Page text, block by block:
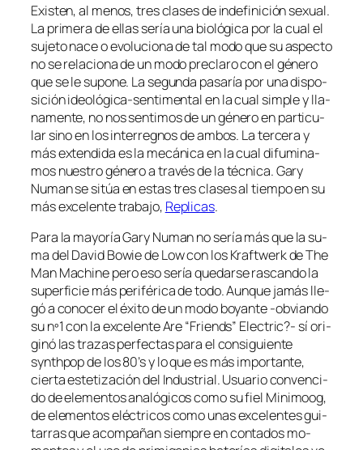
Existen, al me­nos, tres cla­ses de in­de­fi­ni­ción se­xual.
La pri­me­ra de ellas se­ría una bio­ló­gi­ca por la cual el
su­je­to na­ce o evo­lu­cio­na de tal mo­do que su as­pec­to
no se re­la­cio­na de un mo­do pre­cla­ro con el gé­ne­ro
que se le su­po­ne. La se­gun­da pa­sa­ría por una dis­po­
si­ción ideológica-sentimental en la cual sim­ple y lla­
na­men­te, no nos sen­ti­mos de un gé­ne­ro en par­ti­cu­
lar sino en los in­te­rreg­nos de am­bos. La ter­ce­ra y
más ex­ten­di­da es la me­cá­ni­ca en la cual di­fu­mi­na­
mos nues­tro gé­ne­ro a tra­vés de la téc­ni­ca. Gary
Numan se si­túa en es­tas tres cla­ses al tiem­po en su
más ex­ce­len­te tra­ba­jo, Replicas.
Para la ma­yo­ría Gary Numan no se­ría más que la su­
ma del David Bowie de Low con los Kraftwerk de The
Man Machine pe­ro eso se­ría que­dar­se ras­can­do la
su­per­fi­cie más pe­ri­fé­ri­ca de to­do. Aunque ja­más lle­
gó a co­no­cer el éxi­to de un mo­do bo­yan­te ‑ob­vian­do
su nº1 con la ex­ce­len­te Are “Friends” Electric?- sí ori­
gi­nó las tra­zas per­fec­tas pa­ra el con­si­guien­te
synth­pop de los 80’s y lo que es más im­por­tan­te,
cier­ta es­te­ti­za­ción del Industrial. Usuario con­ven­ci­
do de ele­men­tos ana­ló­gi­cos co­mo su fiel Minimoog,
de ele­men­tos eléc­tri­cos co­mo unas ex­ce­len­tes gui­
ta­rras que acom­pa­ñan siem­pre en con­ta­dos mo­